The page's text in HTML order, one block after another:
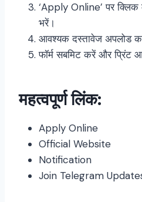
‘Apply Online’ पर क्लिक
भरें।
आवश्यक दस्तावेज अपलोड
फॉर्म सबमिट करें और प्रिंट
महत्वपूर्ण लिंक:
Apply Online
Official Website
Notification
Join Telegram